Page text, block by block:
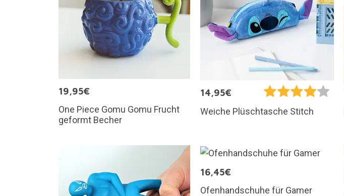
19,95€
One Piece Gomu Gomu Frucht
geformt Becher
14,95€
Weiche Plüschtasche Stitch
16,45€
Ofenhandschuhe für Gamer